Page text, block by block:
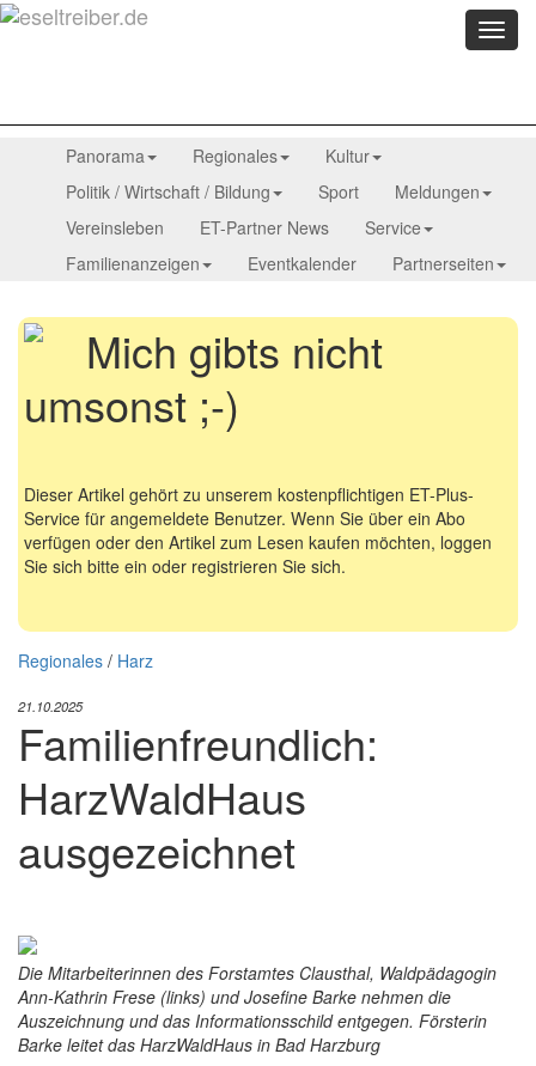
Menü
Panorama Regionales
Kultur
Politik / Wirtschaft / Bildung
Sport
Meldungen
Vereinsleben
ET-Partner News
Service
Familienanzeigen
Eventkalender Partnerseiten
Mich gibts nicht
umsonst ;-)
Dieser Artikel gehört zu unserem kostenpflichtigen ET-Plus-
Service für angemeldete Benutzer. Wenn Sie über ein Abo
verfügen oder den Artikel zum Lesen kaufen möchten, loggen
Sie sich bitte ein oder registrieren Sie sich.
Regionales / Harz
21.10.2025
Familienfreundlich:
HarzWaldHaus
ausgezeichnet
Die Mitarbeiterinnen des Forstamtes Clausthal, Waldpädagogin
Ann-Kathrin Frese (links) und Josefine Barke nehmen die
Auszeichnung und das Informationsschild entgegen. Försterin
Barke leitet das HarzWaldHaus in Bad Harzburg